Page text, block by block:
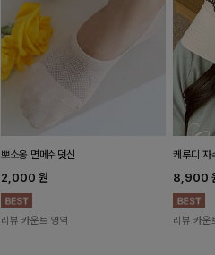
뽀소옹 면메쉬덧신
2,000 원
리뷰 카운트 영역
케루디 자
8,900
리뷰 카운